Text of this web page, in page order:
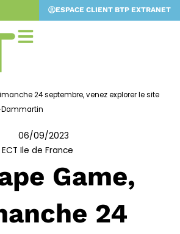
ESPACE CLIENT BTP EXTRANET
24 septembre, venez explorer le site
Dammartin
06/09/2023
ECT Ile de France
Game,
24